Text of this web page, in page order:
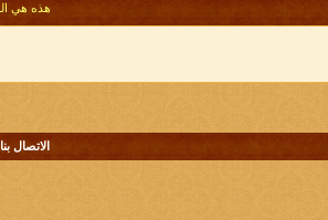
هذه هي الـ 3 عبارة بحث دلالية الأكثر بحثا عنها
الاتصال بنا